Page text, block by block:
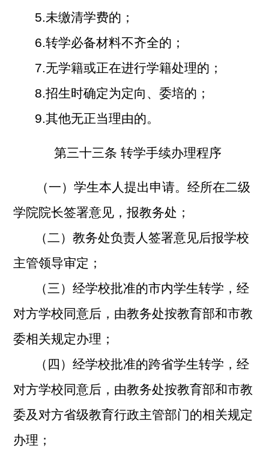
5.未缴清学费的；
6.转学必备材料不齐全的；
7.无学籍或正在进行学籍处理的；
8.招生时确定为定向、委培的；
9.其他无正当理由的。
第三十三条 转学手续办理程序
（一）学生本人提出申请。经所在二级
学院院长签署意见，报教务处；
（二）教务处负责人签署意见后报学校
主管领导审定；
（三）经学校批准的市内学生转学，经
对方学校同意后，由教务处按教育部和市教
委相关规定办理；
（四）经学校批准的跨省学生转学，经
对方学校同意后，由教务处按教育部和市教
委及对方省级教育行政主管部门的相关规定
办理；